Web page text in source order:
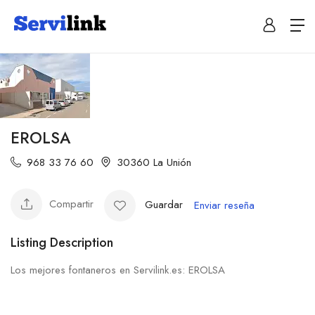
EROLSA
968 33 76 60 30360 La Unión
Compartir Guardar Enviar reseña
Listing Description
Los mejores fontaneros en Servilink.es: EROLSA